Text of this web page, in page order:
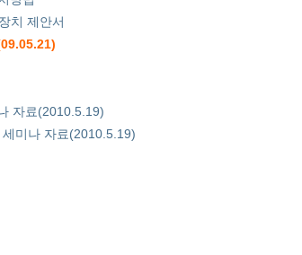
치 제안서
자료(2010.5.19)
미나 자료(2010.5.19)